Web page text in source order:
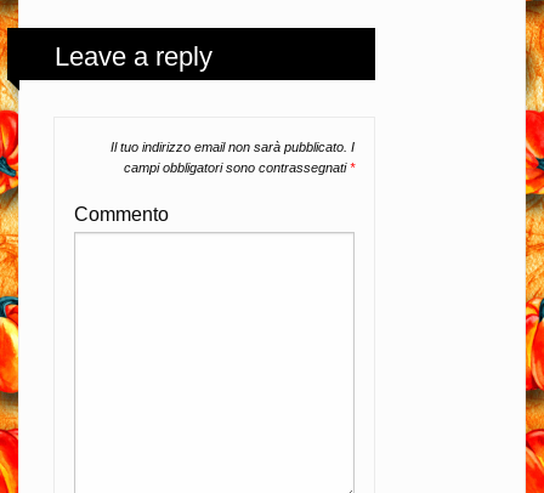
Leave a reply
Il tuo indirizzo email non sarà pubblicato. I
campi obbligatori sono contrassegnati*
Commento